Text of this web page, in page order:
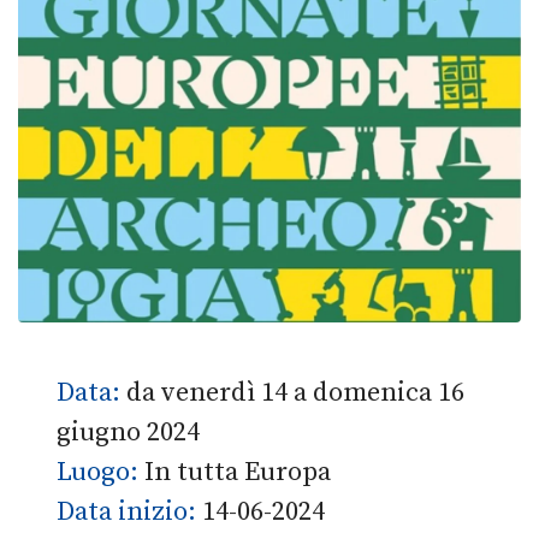
Data: da venerdì 14 a domenica 16
giugno 2024
Luogo: In tutta Europa
Data inizio: 14-06-2024